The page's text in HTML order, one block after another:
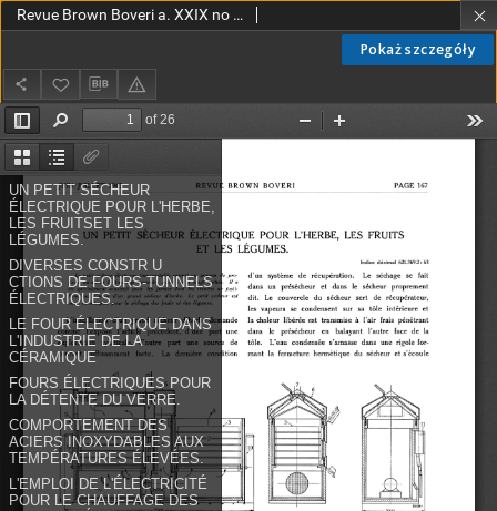
Pokaż szczegóły
Revue Brown Boveri a. XXIX no 7 (1942)